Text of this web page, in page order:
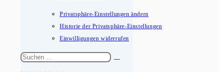
Privatsphäre-Einstellungen ändern
Historie der Privatsphäre-Einstellungen
Einwilligungen widerrufen
Diese